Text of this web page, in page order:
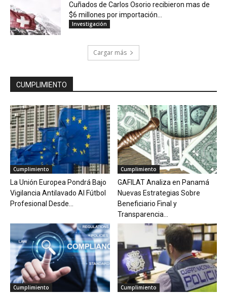
Cuñados de Carlos Osorio recibieron mas de
$6 millones por importación...
Investigación
Cargar más
CUMPLIMIENTO
Cumplimiento
La Unión Europea Pondrá Bajo
Vigilancia Antilavado Al Fútbol
Profesional Desde...
Cumplimiento
GAFILAT Analiza en Panamá
Nuevas Estrategias Sobre
Beneficiario Final y
Transparencia...
Cumplimiento Cumplimiento